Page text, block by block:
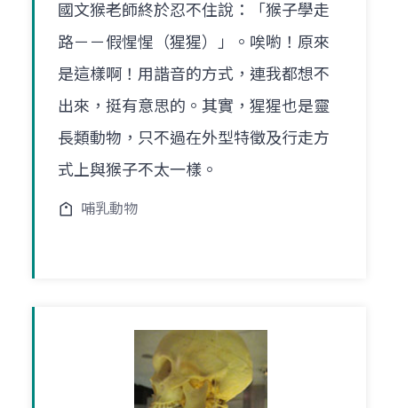
國文猴老師終於忍不住說：「猴子學走
路－－假惺惺（猩猩）」。唉喲！原來
是這樣啊！用諧音的方式，連我都想不
出來，挺有意思的。其實，猩猩也是靈
長類動物，只不過在外型特徵及行走方
式上與猴子不太一樣。
哺乳動物